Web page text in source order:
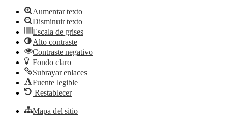
Aumentar texto
Disminuir texto
Escala de grises
Alto contraste
Contraste negativo
Fondo claro
Subrayar enlaces
Fuente legible
Restablecer
Mapa del sitio